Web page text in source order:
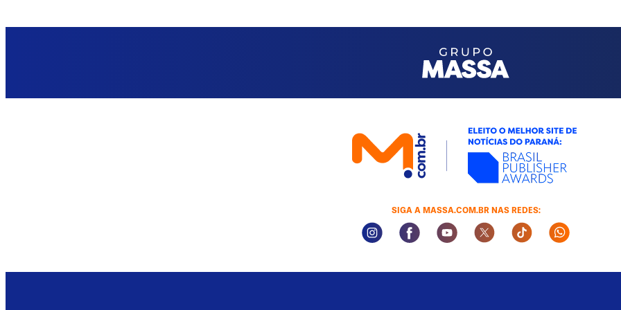
SIGA A MASSA.COM.BR NAS REDES:
Instagram Social Media
Facebook Social Media
Youtube Social Media
Twitter Social Media
Tiktok Social